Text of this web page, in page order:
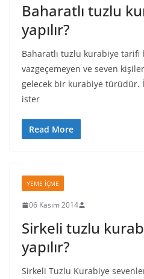
Baharatlı tuzlu
yapılır?
Baharatlı tuzlu kurabiye tarifi
vazgeçemeyen ve seven
gelecek bir kurabiye türüdür.
ister
Read More
YEME İÇME
06 Kasım 2014
Sirkeli tuzlu
yapılır?
Sirkeli Tuzlu Kurabiye